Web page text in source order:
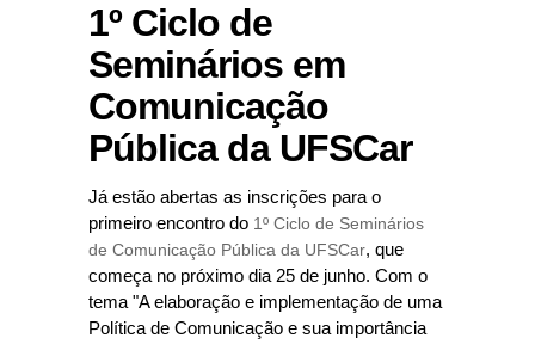
1º Ciclo de
Seminários em
Comunicação
Pública da UFSCar
Já estão abertas as inscrições para o
primeiro encontro do 1º Ciclo de Seminários
de Comunicação Pública da UFSCar, que
começa no próximo dia 25 de junho. Com o
tema "A elaboração e implementação de uma
Política de Comunicação e sua importância